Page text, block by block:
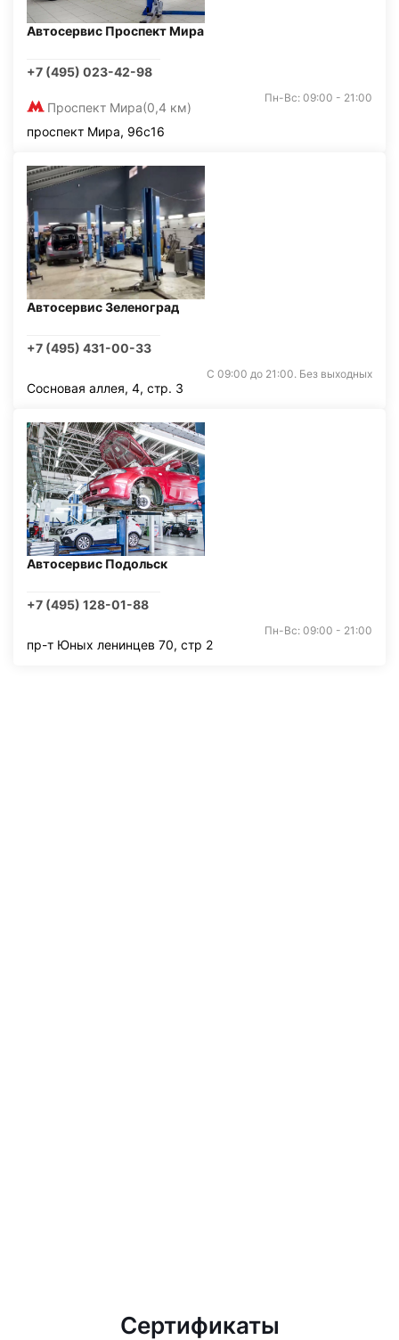
Автосервис Проспект Мира
+7 (495) 023-42-98
Проспект Мира(0,4 км)
Пн-Вс: 09:00 - 21:00
проспект Мира, 96с16
Автосервис Зеленоград
+7 (495) 431-00-33
С 09:00 до 21:00. Без выходных
Сосновая аллея, 4, стр. 3
Автосервис Подольск
+7 (495) 128-01-88
Пн-Вс: 09:00 - 21:00
пр-т Юных ленинцев 70, стр 2
Сертификаты